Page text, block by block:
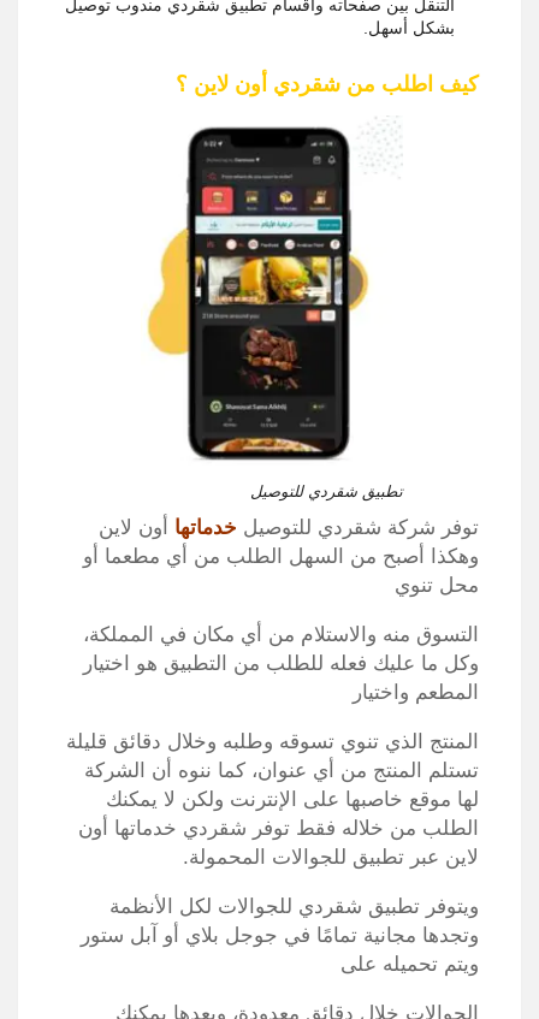
التنقل بين صفحاته وأقسام تطبيق شقردي مندوب توصيل
بشكل أسهل.
كيف اطلب من شقردي أون لاين ؟
تطبيق شقردي للتوصيل
توفر شركة شقردي للتوصيل خدماتها
أون لاين
وهكذا أصبح من السهل الطلب من أي مطعما أو
محل تنوي
التسوق منه والاستلام من أي مكان في المملكة،
وكل ما عليك فعله للطلب من التطبيق هو اختيار
المطعم واختيار
المنتج الذي تنوي تسوقه وطلبه وخلال دقائق قليلة
تستلم المنتج من أي عنوان، كما ننوه أن الشركة
لها موقع خاصبها على الإنترنت ولكن لا يمكنك
الطلب من خلاله فقط توفر شقردي خدماتها أون
لاين عبر تطبيق للجوالات المحمولة.
ويتوفر تطبيق شقردي للجوالات لكل الأنظمة
وتجدها مجانية تمامًا في جوجل بلاي أو آبل ستور
ويتم تحميله على
الجوالات خلال دقائق معدودة، وبعدها يمكنك